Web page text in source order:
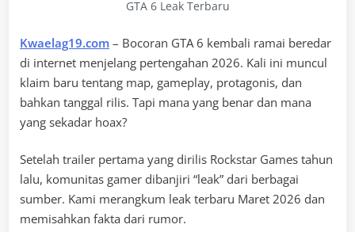
GTA 6 Leak Terbaru
Kwaelag19.com – Bocoran GTA 6 kembali ramai beredar
di internet menjelang pertengahan 2026. Kali ini muncul
klaim baru tentang map, gameplay, protagonis, dan
bahkan tanggal rilis. Tapi mana yang benar dan mana
yang sekadar hoax?
Setelah trailer pertama yang dirilis Rockstar Games tahun
lalu, komunitas gamer dibanjiri “leak” dari berbagai
sumber. Kami merangkum leak terbaru Maret 2026 dan
memisahkan fakta dari rumor.